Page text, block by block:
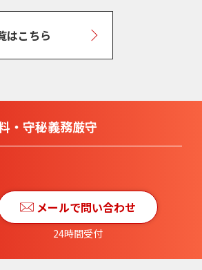
はこちら
・ 守秘義務厳守
メールで問い合わせ
24時間受付